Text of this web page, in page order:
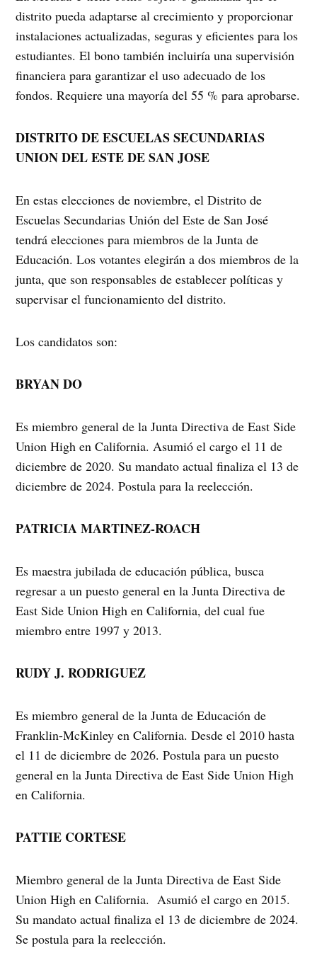
distrito pueda adaptarse al crecimiento y proporcionar
instalaciones actualizadas, seguras y eficientes para los
estudiantes. El bono también incluiría una supervisión
financiera para garantizar el uso adecuado de los
fondos. Requiere una mayoría del 55 % para aprobarse.
DISTRITO DE ESCUELAS SECUNDARIAS
UNION DEL ESTE DE SAN JOSE
En estas elecciones de noviembre, el Distrito de
Escuelas Secundarias Unión del Este de San José
tendrá elecciones para miembros de la Junta de
Educación. Los votantes elegirán a dos miembros de la
junta, que son responsables de establecer políticas y
supervisar el funcionamiento del distrito.
Los candidatos son:
BRYAN DO
Es miembro general de la Junta Directiva de East Side
Union High en California. Asumió el cargo el 11 de
diciembre de 2020. Su mandato actual finaliza el 13 de
diciembre de 2024. Postula para la reelección.
PATRICIA MARTINEZ-ROACH
Es maestra jubilada de educación pública, busca
regresar a un puesto general en la Junta Directiva de
East Side Union High en California, del cual fue
miembro entre 1997 y 2013.
RUDY J. RODRIGUEZ
Es miembro general de la Junta de Educación de
Franklin-McKinley en California. Desde el 2010 hasta
el 11 de diciembre de 2026. Postula para un puesto
general en la Junta Directiva de East Side Union High
en California.
PATTIE CORTESE
Miembro general de la Junta Directiva de East Side
Union High en California. Asumió el cargo en 2015.
Su mandato actual finaliza el 13 de diciembre de 2024.
Se postula para la reelección.